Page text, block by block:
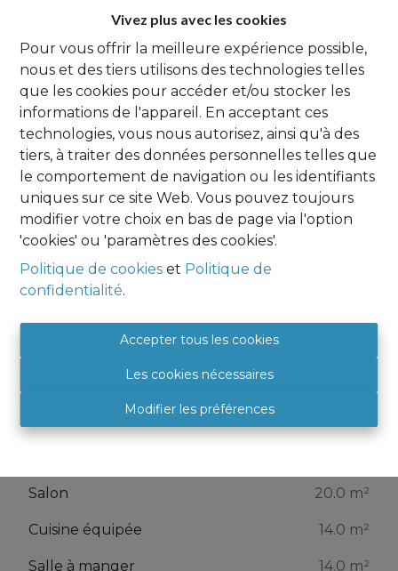
Vivez plus avec les cookies
Pour vous offrir la meilleure expérience possible,
nous et des tiers utilisons des technologies telles
que les cookies pour accéder et/ou stocker les
informations de l'appareil. En acceptant ces
technologies, vous nous autorisez, ainsi qu'à des
tiers, à traiter des données personnelles telles que
le comportement de navigation ou les identifiants
uniques sur ce site Web. Vous pouvez toujours
modifier votre choix en bas de page via l'option
'cookies' ou 'paramètres des cookies'.
Politique de cookies et Politique de
confidentialité.
Accepter tous les cookies
Les cookies nécessaires
Modifier les préférences
État du bien
Emménageable
Orientation façade arrière
Sud-est
Toit
Non communiqué
Condition Toit
Besoin de rénovation
Rez-de-chaussée
Salon 20.0 m²
Cuisine équipée 14.0 m²
Salle à manger 14.0 m²